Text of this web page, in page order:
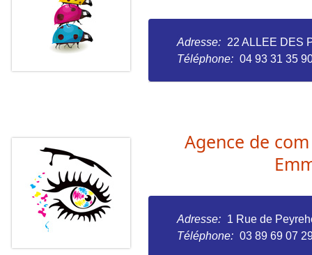
Adresse: 22 ALLEE DES
Téléphone: 04 93 31 35
Agence de com
Adresse: 1 Rue de
Téléphone: 03 89 69 07